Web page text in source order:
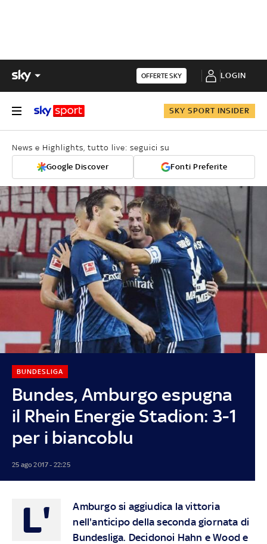
OFFERTE SKY LOGIN
SKY SPORT INSIDER
News e Highlights, tutto live: seguici su
Google Discover Fonti Preferite
Bundes, Amburgo espugna
il Rhein Energie Stadion: 3-1
per i biancoblu
BUNDESLIGA
25 ago 2017 - 22:25
L'
Amburgo si aggiudica la vittoria
nell'anticipo della seconda giornata di
Bundesliga. Decidonoi Hahn e Wood e